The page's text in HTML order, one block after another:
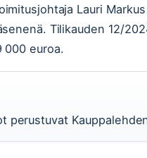
Lauri
Tilikauden 12/
000 euroa.
perustuvat